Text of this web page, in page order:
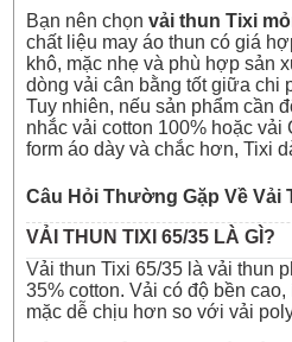
Bạn nên chọnvải thun Tixi
chất liệu may áo thun có giá
khô, mặc nhẹ và phù hợp sản
dòng vải cân bằng tốt giữa chi
Tuy nhiên, nếu sản phẩm cần
nhắcvải cotton 100% hoặcvải
form áo dày và chắc hơn,Tixi
Câu Hỏi Thường Gặp Về Vải
VẢI THUN TIXI 65/35 LÀ GÌ?
Vải thun Tixi 65/35 là vải thun
35% cotton. Vải có độ bền
mặc dễ chịu hơn so với vải